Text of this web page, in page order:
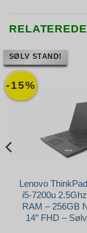
-15%
SØLV STAND!
Lenovo
i5-7200u
RAM – 256GB
14″ FHD –